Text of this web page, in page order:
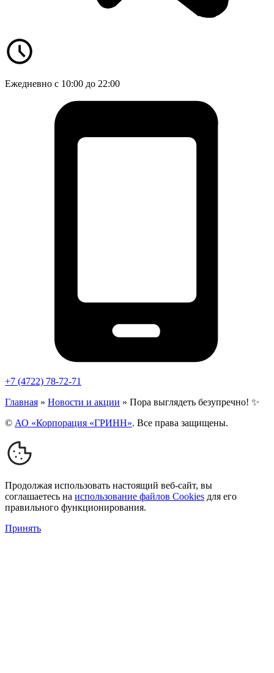
Ежедневно с 10:00 до 22:00
+7 (4722) 78-72-71
Главная » Новости и акции » Пора выглядеть безупречно! ✨
© АО «Корпорация «ГРИНН». Все права защищены.
Продолжая использовать настоящий веб-сайт, вы
соглашаетесь на использование файлов Cookies для его
правильного функционирования.
Принять